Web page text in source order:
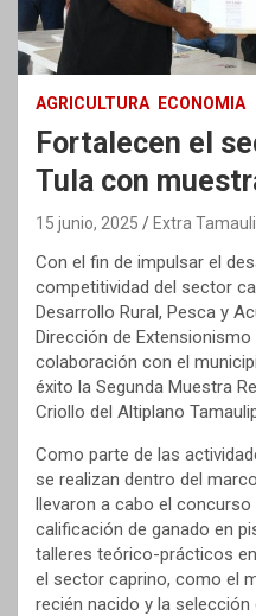
AGRICULTURA ECONOMIA
Fortalecen el
Tula con
15 junio, 2025 Extra
Con el fin de impulsar el
competitividad del sector
Desarrollo Rural, Pesca y
Dirección de
colaboración con el
éxito la Segunda Muestra
Criollo del Altiplano
Como parte de las
se realizan dentro del
llevaron a cabo el
calificación de ganado en
talleres teórico-prácticos
el sector caprino, como el
recién nacido y la